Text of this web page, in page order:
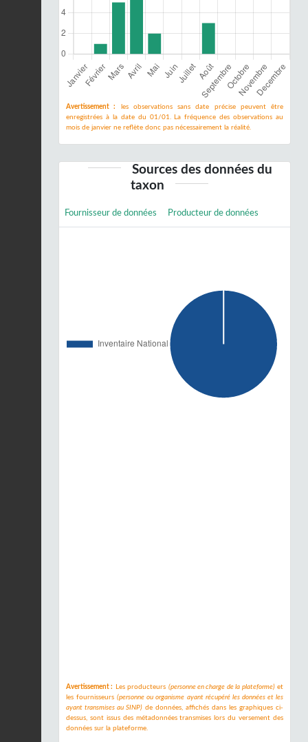
Avertissement :
les observations sans date précise peuvent être
enregistrées à la date du 01/01. La fréquence des observations au
mois de janvier ne reflète donc pas nécessairement la réalité.
Sources des données du
taxon
Fournisseur de données Producteur de données
Avertissement : Les producteurs (personne en charge de la plateforme)et
les fournisseurs(personne ou organisme ayant récupéré les données et les
ayant transmises au SINP) de données, affichés dans les graphiques ci-
dessus, sont issus des métadonnées transmises lors du versement des
données sur la plateforme.